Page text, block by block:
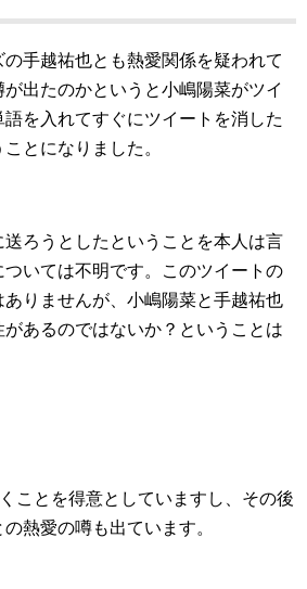
手越祐也とも熱愛関係を疑われて
出たのかというと小嶋陽菜がツイ
を入れてすぐにツイートを消した
とになりました。
ろうとしたということを本人は言
いては不明です。このツイートの
りませんが、小嶋陽菜と手越祐也
あるのではないか？ということは
ことを得意としていますし、その後
熱愛の噂も出ています。